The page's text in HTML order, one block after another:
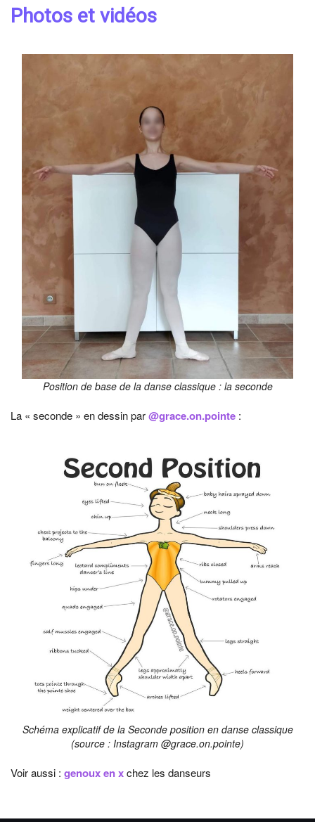
Photos et vidéos
Position de base de la danse classique : la seconde
La « seconde » en dessin par@grace.on.pointe :
Schéma explicatif de la Seconde position en danse classique
(source : Instagram @grace.on.pointe)
Voir aussi : genoux en xchez les danseurs